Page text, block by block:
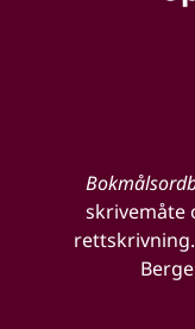
skrivemåte